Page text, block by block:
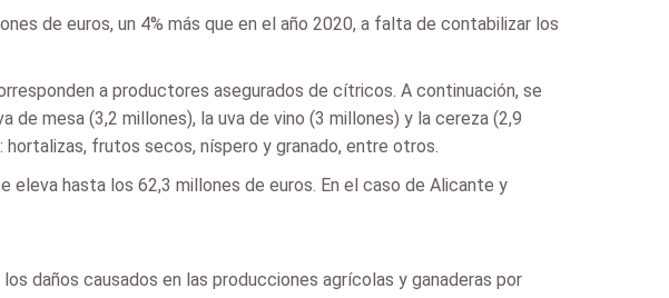
de euros, un 4% más que en el año 2020, a falta de contabilizar los
a productores asegurados de cítricos. A continuación, se
mesa (3,2 millones), la uva de vino (3 millones) y la cereza (2,9
frutos secos, níspero y granado, entre otros.
eleva hasta los 62,3 millones de euros. En el caso de Alicante y
daños causados en las producciones agrícolas y ganaderas por